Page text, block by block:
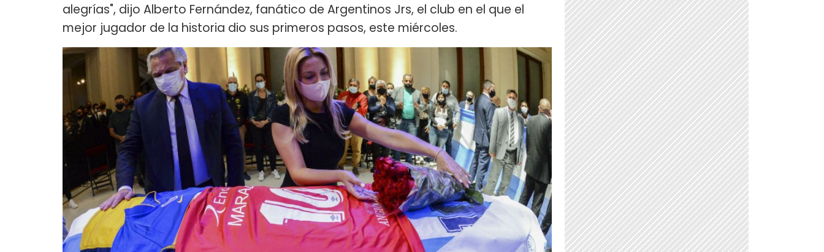
alegrías", dijo Alberto Fernández, fanático de Argentinos Jrs, el club en el que el
mejor jugador de la historia dio sus primeros pasos, este miércoles.